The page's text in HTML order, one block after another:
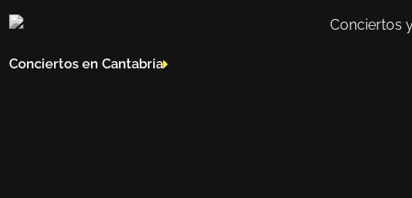
Conciertos en Cantabria